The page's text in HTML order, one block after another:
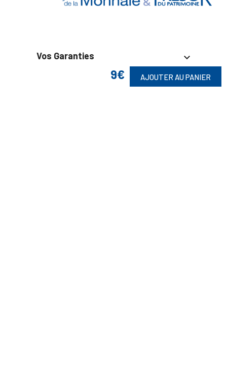
9€ AJOUTER AU PANIER
Vos Garanties 
